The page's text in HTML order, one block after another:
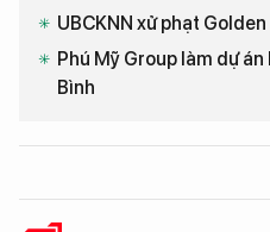
UBCKNN xử phạt
Phú Mỹ Group làm dự
Bình